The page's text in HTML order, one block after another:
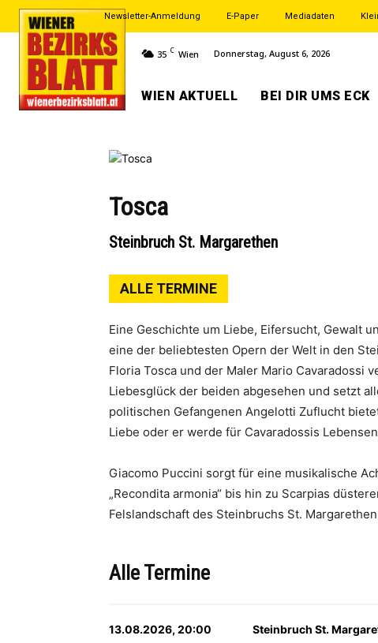
Newsletter-Anmeldung E-Paper Mediadaten
35 C Wien Donnerstag, August 6, 2026
WIEN AKTUELL BEI DIR UMS ECK
Tosca
Steinbruch St. Margarethen
ALLE TERMINE
Eine Geschichte um Liebe, Eifersucht, Gewalt
eine der beliebtesten Opern der Welt in den
Floria Tosca und der Maler Mario Cavaradossi
Liebesglück der beiden abgesehen und setzt
politischen Gefangenen Angelotti Zuflucht
Liebe oder er werde für Cavaradossis
Giacomo Puccini sorgt für eine musikalische
„Recondita armonia“ bis hin zu Scarpias
Felslandschaft des Steinbruchs St.
Alle Termine
13.08.2026, 20:00 Steinbruch St.